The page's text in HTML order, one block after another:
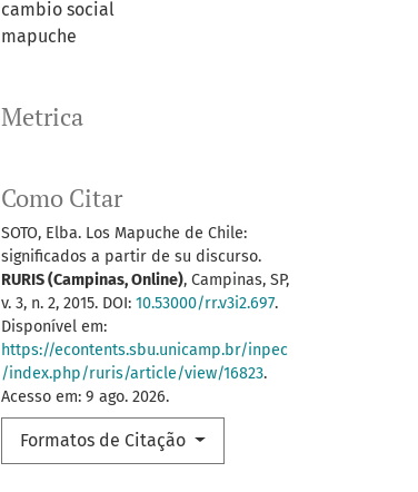
cambio social
mapuche
Metrica
Como Citar
SOTO, Elba. Los Mapuche de Chile:
significados a partir de su discurso.
RURIS (Campinas, Online), Campinas, SP,
v. 3, n. 2, 2015. DOI: 10.53000/rr.v3i2.697.
Disponível em:
https://econtents.sbu.unicamp.br/inpec
/index.php/ruris/article/view/16823.
Acesso em: 9 ago. 2026.
Formatos de Citação